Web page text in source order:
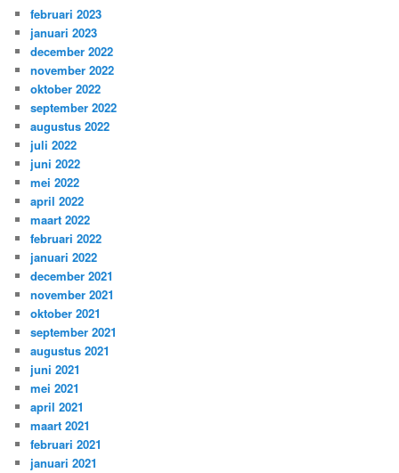
februari 2023
januari 2023
december 2022
november 2022
oktober 2022
september 2022
augustus 2022
juli 2022
juni 2022
mei 2022
april 2022
maart 2022
februari 2022
januari 2022
december 2021
november 2021
oktober 2021
september 2021
augustus 2021
juni 2021
mei 2021
april 2021
maart 2021
februari 2021
januari 2021